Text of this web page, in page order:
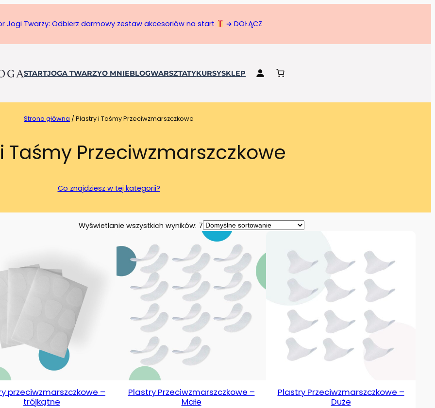
Jogi Twarzy: Odbierz darmowy zestaw akcesoriów na start ➔ DOŁĄCZ
STARTJOGA TWARZYO MNIEBLOGWARSZTATYKURSYSKLEP
Strona główna / Plastry i Taśmy Przeciwzmarszczkowe
Taśmy Przeciwzmarszczkowe
Co znajdziesz w tej kategorii?
Wyświetlanie wszystkich wyników: 7
przeciwzmarszczkowe –
trójkątne
Plastry Przeciwzmarszczkowe –
Małe
Plastry Przeciwzmarszczkowe –
Duże